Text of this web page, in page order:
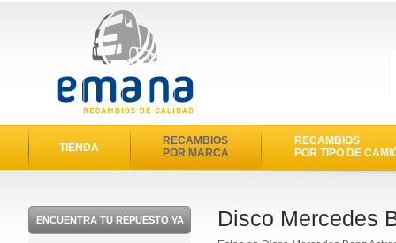
TIENDA
RECAMBIOS
POR MARCA
RECAMBIOS
POR TIPO DE
ENCUENTRA TU REPUESTO YA Disco Mercedes